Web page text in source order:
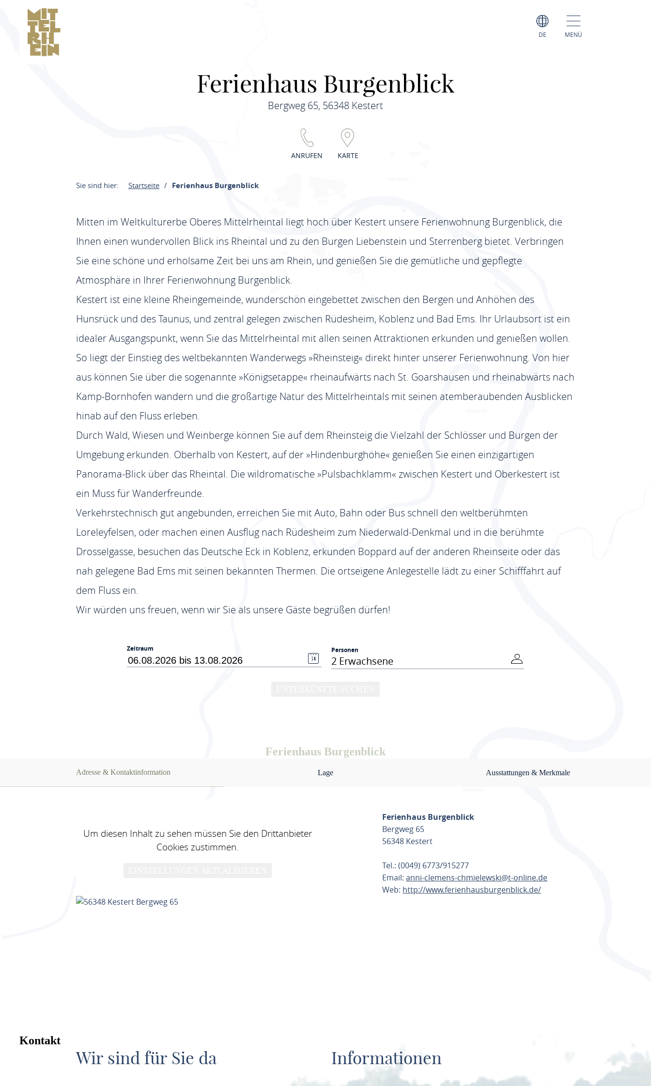
DE MENÜ
Ferienhaus Burgenblick
Bergweg 65, 56348 Kestert
ANRUFEN KARTE
Sie sind hier: Startseite Ferienhaus Burgenblick
Mitten im Weltkulturerbe Oberes Mittelrheintal liegt hoch über Kestert unsere Ferienwohnung Burgenblick, die
Ihnen einen wundervollen Blick ins Rheintal und zu den Burgen Liebenstein und Sterrenberg bietet. Verbringen
Sie eine schöne und erholsame Zeit bei uns am Rhein, und genießen Sie die gemütliche und gepflegte
Atmosphäre in Ihrer Ferienwohnung Burgenblick.
Kestert ist eine kleine Rheingemeinde, wunderschön eingebettet zwischen den Bergen und Anhöhen des
Hunsrück und des Taunus, und zentral gelegen zwischen Rüdesheim, Koblenz und Bad Ems. Ihr Urlaubsort ist ein
idealer Ausgangspunkt, wenn Sie das Mittelrheintal mit allen seinen Attraktionen erkunden und genießen wollen.
So liegt der Einstieg des weltbekannten Wanderwegs »Rheinsteig« direkt hinter unserer Ferienwohnung. Von hier
aus können Sie über die sogenannte »Königsetappe« rheinaufwärts nach St. Goarshausen und rheinabwärts nach
Kamp-Bornhofen wandern und die großartige Natur des Mittelrheintals mit seinen atemberaubenden Ausblicken
hinab auf den Fluss erleben.
Durch Wald, Wiesen und Weinberge können Sie auf dem Rheinsteig die Vielzahl der Schlösser und Burgen der
Umgebung erkunden. Oberhalb von Kestert, auf der »Hindenburghöhe« genießen Sie einen einzigartigen
Panorama-Blick über das Rheintal. Die wildromatische »Pulsbachklamm« zwischen Kestert und Oberkestert ist
ein Muss für Wanderfreunde.
Verkehrstechnisch gut angebunden, erreichen Sie mit Auto, Bahn oder Bus schnell den weltberühmten
Loreleyfelsen, oder machen einen Ausflug nach Rüdesheim zum Niederwald-Denkmal und in die berühmte
Drosselgasse, besuchen das Deutsche Eck in Koblenz, erkunden Boppard auf der anderen Rheinseite oder das
nah gelegene Bad Ems mit seinen bekannten Thermen. Die ortseigene Anlegestelle lädt zu einer Schifffahrt auf
dem Fluss ein.
Wir würden uns freuen, wenn wir Sie als unsere Gäste begrüßen dürfen!
Zeitraum Personen
2 Erwachsene
Ferienhaus Burgenblick
Adresse & Kontaktinformation Lage Ausstattungen & Merkmale
Um diesen Inhalt zu sehen müssen Sie den Drittanbieter
Cookies zustimmen.
Ferienhaus Burgenblick
Bergweg 65
56348 Kestert
Tel.: (0049) 6773/915277
Email:anni-clemens-chmielewski@t-online.de
Web: http://www.ferienhausburgenblick.de/
Kontakt
Wir sind für Sie da Informationen